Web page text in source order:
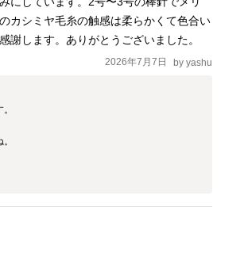
カシミヤ毛糸の触感は柔らかくて色合い
謝します。ありがとうございました。
2026年7月7日 by yashu